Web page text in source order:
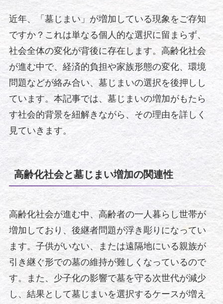
近年、「墓じまい」が増加している現象をご存知
ですか？これは単なる個人的な選択に留まらず、
社会全体の変化が背後に存在します。高齢化社会
が進む中で、経済的負担や家族形態の変化、環境
問題などが絡み合い、墓じまいの選択を後押しし
ています。本記事では、墓じまいの増加がもたら
す社会的背景を紐解きながら、その理由を詳しく
見ていきます。
高齢化社会と墓じまい増加の関連性
高齢化社会が進む中、高齢者の一人暮らし世帯が
増加しており、後継者問題が浮き彫りになってい
ます。子供がいない、または遠隔地にいる親族が
引き継ぐ形での墓の維持が難しくなっているので
す。また、少子化の影響で墓を守る次世代が減少
し、結果として墓じまいを選択するケースが増え